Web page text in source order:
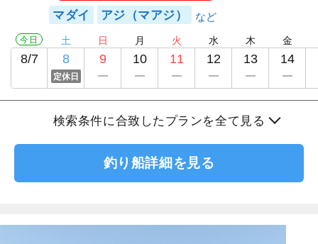
マダイ アジ（マアジ）
今日
8/7
土
8
定休日
日
9
月
10
火
11
水
12
木
13
金
14
検索条件に合致したプランを全て見る
釣り船詳細を見る